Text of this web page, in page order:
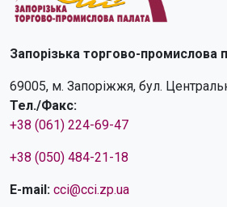
Запорізька торгово-промислова
69005, м. Запоріжжя, бул.
Тел./Факс:
+38 (061) 224-69-47
+38 (050) 484-21-18
E-mail: cci@cci.zp.ua